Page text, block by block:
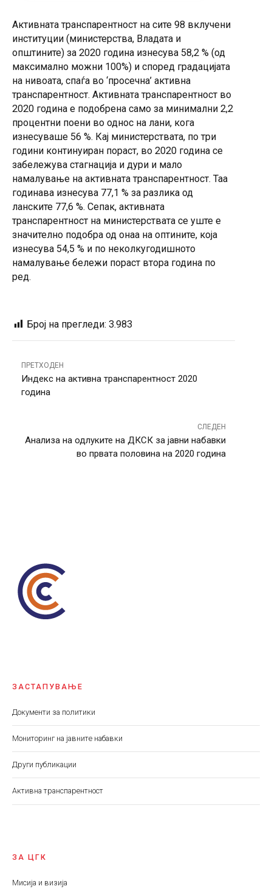
Активната транспарентност на сите 98 вклучени
институции (министерства, Владата и
општините) за 2020 година изнесува 58,2 % (од
максимално можни 100%) и според градацијата
на нивоата, спаѓа во ‘просечна’ активна
транспарентност. Активната транспарентност во
2020 година е подобрена само за минимални 2,2
процентни поени во однос на лани, кога
изнесуваше 56 %. Кај министерствата, по три
години континуиран пораст, во 2020 година се
забележува стагнација и дури и мало
намалување на активната транспарентност. Таа
годинава изнесува 77,1 % за разлика од
ланските 77,6 %. Сепак, активната
транспарентност на министерствата се уште е
значително подобра од онаа на оптините, која
изнесува 54,5 % и по неколкугодишното
намалување бележи пораст втора година по
ред.
Број на прегледи: 3.983
ПРЕТХОДЕН
Индекс на активна транспарентност 2020
година
СЛЕДЕН
Анализа на одлуките на ДКСК за јавни набавки
во првата половина на 2020 година
ЗАСТАПУВАЊЕ
Документи за политики
Мониторинг на јавните набавки
Други публикации
Aктивна транспарентност
ЗА ЦГК
Мисија и визија